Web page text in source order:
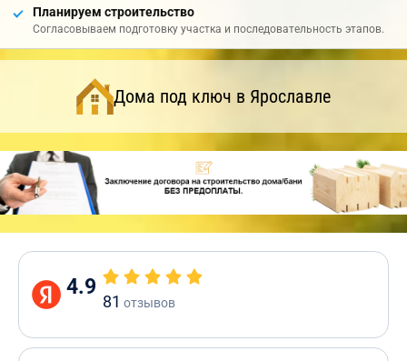
Планируем строительство
Согласовываем подготовку участка и последовательность этапов.
Дома под ключ в Ярославле
4.9
81 отзывов